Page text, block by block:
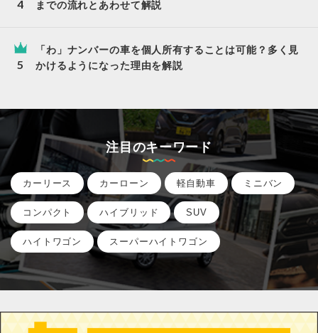
までの流れとあわせて解説
「わ」ナンバーの車を個人所有することは可能？多く見
かけるようになった理由を解説
注目のキーワード
カーリース カーローン 軽自動車 ミニバン
コンパクト ハイブリッド SUV
ハイトワゴン スーパーハイトワゴン